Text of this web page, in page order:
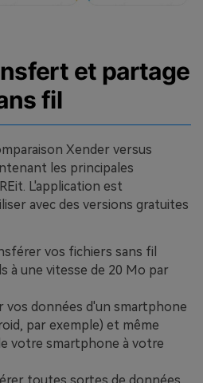
et partage
fil
Xender versus
les principales
L'application est
avec des versions gratuites
vos fichiers sans fil
à une vitesse de 20 Mo par
vos données d'un smartphone
par exemple) et même
votre smartphone à votre